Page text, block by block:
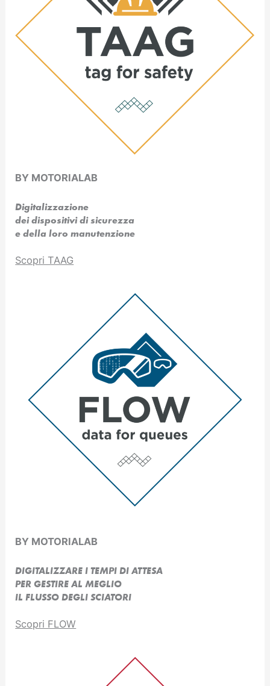
BY MOTORIALAB
Digitalizzazione
dei dispositivi di sicurezza
e della loro manutenzione
Scopri TAAG
BY MOTORIALAB
DIGITALIZZARE I TEMPI DI ATTESA
PER GESTIRE AL MEGLIO
IL FLUSSO DEGLI SCIATORI
Scopri FLOW